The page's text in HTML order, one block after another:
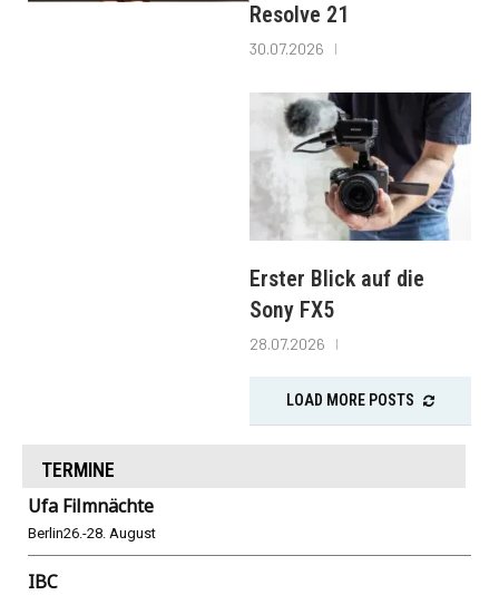
Resolve 21
30.07.2026
Erster Blick auf die
Sony FX5
28.07.2026
LOAD MORE POSTS
TERMINE
Ufa Filmnächte
Berlin26.-28. August
IBC